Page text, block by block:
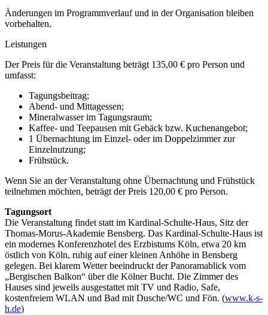
Änderungen im Programmverlauf und in der Organisation bleiben
vorbehalten.
Leistungen
Der Preis für die Veranstaltung beträgt 135,00 € pro Person und
umfasst:
Tagungsbeitrag;
Abend- und Mittagessen;
Mineralwasser im Tagungsraum;
Kaffee- und Teepausen mit Gebäck bzw. Kuchenangebot;
1 Übernachtung im Einzel- oder im Doppelzimmer zur
Einzelnutzung;
Frühstück.
Wenn Sie an der Veranstaltung ohne Übernachtung und Frühstück
teilnehmen möchten, beträgt der Preis 120,00 € pro Person.
Tagungsort
Die Veranstaltung findet statt im Kardinal-Schulte-Haus, Sitz der
Thomas-Morus-Akademie Bensberg. Das Kardinal-Schulte-Haus ist
ein modernes Konferenzhotel des Erzbistums Köln, etwa 20 km
östlich von Köln, ruhig auf einer kleinen Anhöhe in Bensberg
gelegen. Bei klarem Wetter beeindruckt der Panoramablick vom
„Bergischen Balkon“ über die Kölner Bucht. Die Zimmer des
Hauses sind jeweils ausgestattet mit TV und Radio, Safe,
kostenfreiem WLAN und Bad mit Dusche/WC und Fön. (www.k-s-
h.de)